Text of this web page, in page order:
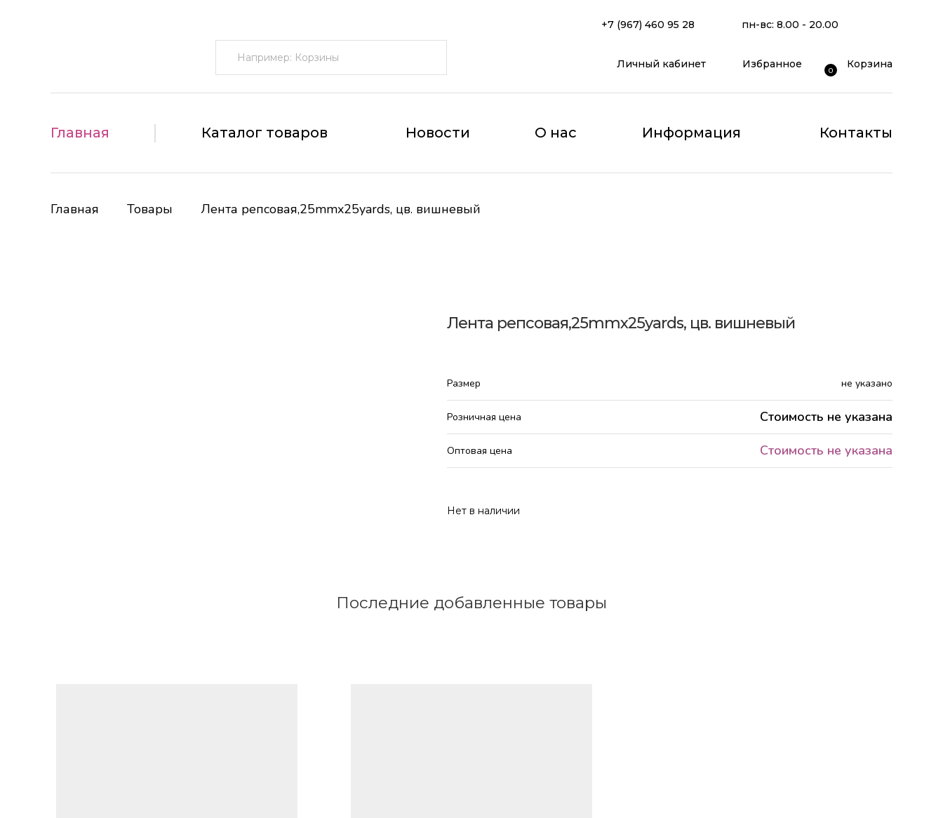
+7 (967) 460 95 28 пн-вс: 8.00 - 20.00
Личный кабинет Избранное
0
Корзина
Главная Каталог товаров Новости О нас Информация Контакты
Главная Товары Лента репсовая,25mmx25yards, цв. вишневый
Лента репсовая,25mmx25yards, цв. вишневый
Размер не указано
Розничная цена Стоимость не указана
Оптовая цена Стоимость не указана
Нет в наличии
Последние добавленные товары